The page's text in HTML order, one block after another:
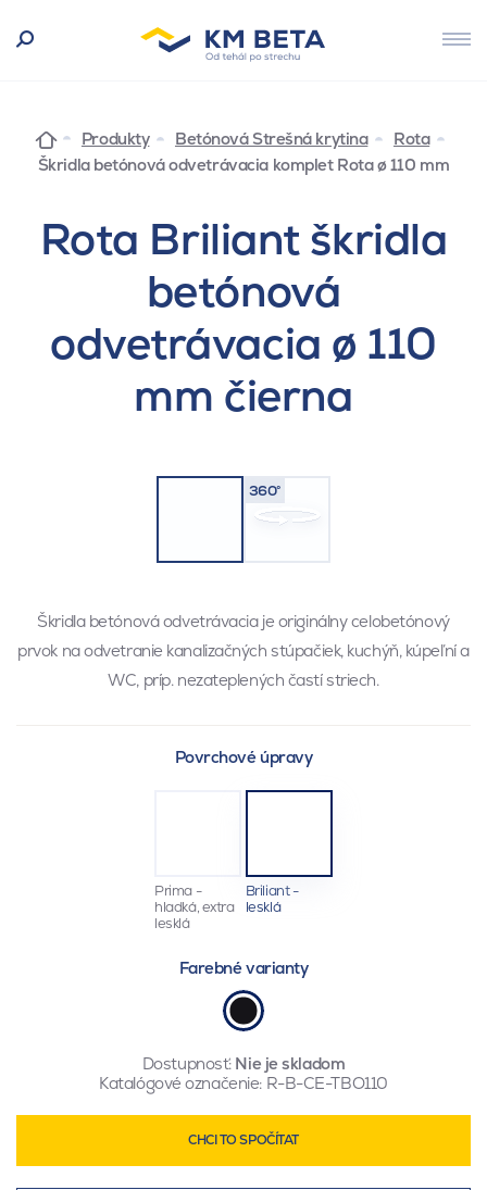
Produkty Betónová Strešná krytina
Rota
Škridla betónová odvetrávacia komplet Rota ø 110 mm
Rota Briliant škridla
betónová
odvetrávacia ø 110
mm čierna
360°
Škridla betónová odvetrávacia je originálny celobetónový
prvok na odvetranie kanalizačných stúpačiek, kuchýň, kúpeľní a
WC, príp. nezateplených častí striech.
Povrchové úpravy
Prima -
hladká, extra
lesklá
Briliant -
lesklá
Farebné varianty
Dostupnosť: Nie je skladom
Katalógové označenie: R-B-CE-TBO110
CHCI TO SPOČÍTAT